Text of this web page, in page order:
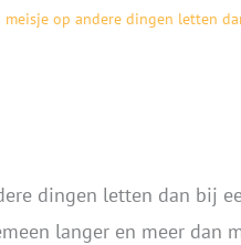
op andere dingen letten
dingen letten dan bij
langer en meer dan